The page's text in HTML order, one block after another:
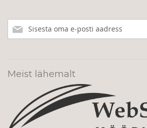
meie
Meist lähemalt